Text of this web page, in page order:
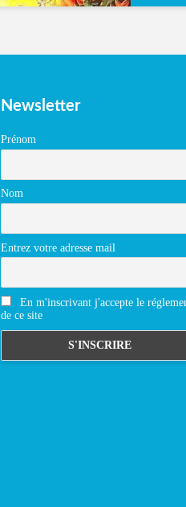
Newsletter
Prénom
Nom
Entrez votre adresse mail
En m'inscrivant j'accepte le
de ce site